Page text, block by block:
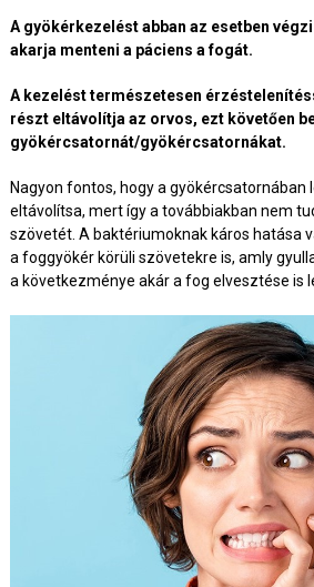
A gyökérkezelést abban az esetben
akarja menteni a páciens a fogát.
A kezelést természetesen
részt eltávolítja az orvos, ezt követően
gyökércsatornát/gyökércsatornákat.
Nagyon fontos, hogy a
eltávolítsa, mert így a továbbiakban nem
szövetét. A baktériumoknak káros hatása
a foggyökér körüli szövetekre is, amly
a következménye akár a fog elvesztése is